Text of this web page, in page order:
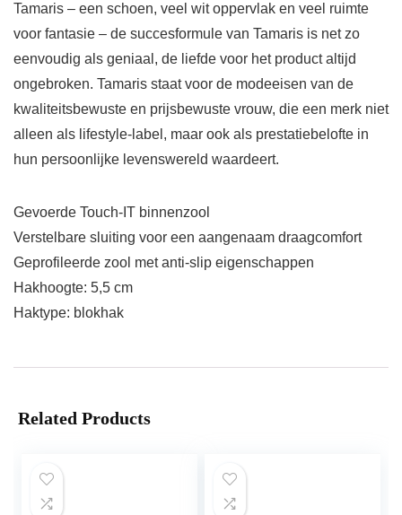
Tamaris – een schoen, veel wit oppervlak en veel ruimte
voor fantasie – de succesformule van Tamaris is net zo
eenvoudig als geniaal, de liefde voor het product altijd
ongebroken. Tamaris staat voor de modeeisen van de
kwaliteitsbewuste en prijsbewuste vrouw, die een merk niet
alleen als lifestyle-label, maar ook als prestatiebelofte in
hun persoonlijke levenswereld waardeert.
Gevoerde Touch-IT binnenzool
Verstelbare sluiting voor een aangenaam draagcomfort
Geprofileerde zool met anti-slip eigenschappen
Hakhoogte: 5,5 cm
Haktype: blokhak
Related Products